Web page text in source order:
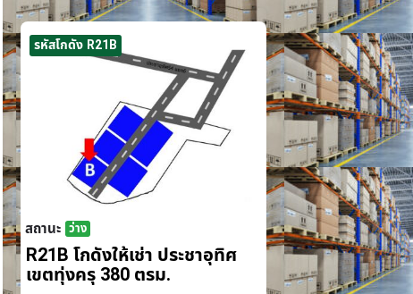
รหัสโกดัง R21B
สถานะ ว่าง
R21B โกดังให้เช่า ประชาอุทิศ
เขตทุ่งครุ 380 ตรม.